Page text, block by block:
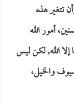
تتغير هذه
أمور الله
الله, لكن ليس
والخيل،